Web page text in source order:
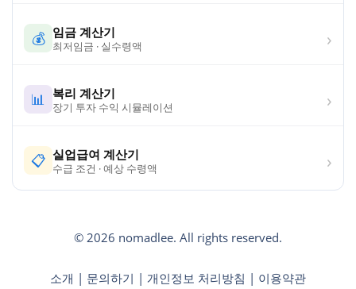
💰 임금 계산기
최저임금 · 실수령액 ›
📊 복리 계산기
장기 투자 수익 시뮬레이션 ›
📋 실업급여 계산기
수급 조건 · 예상 수령액 ›
© 2026 nomadlee. All rights reserved.
소개 | 문의하기 | 개인정보 처리방침 | 이용약관